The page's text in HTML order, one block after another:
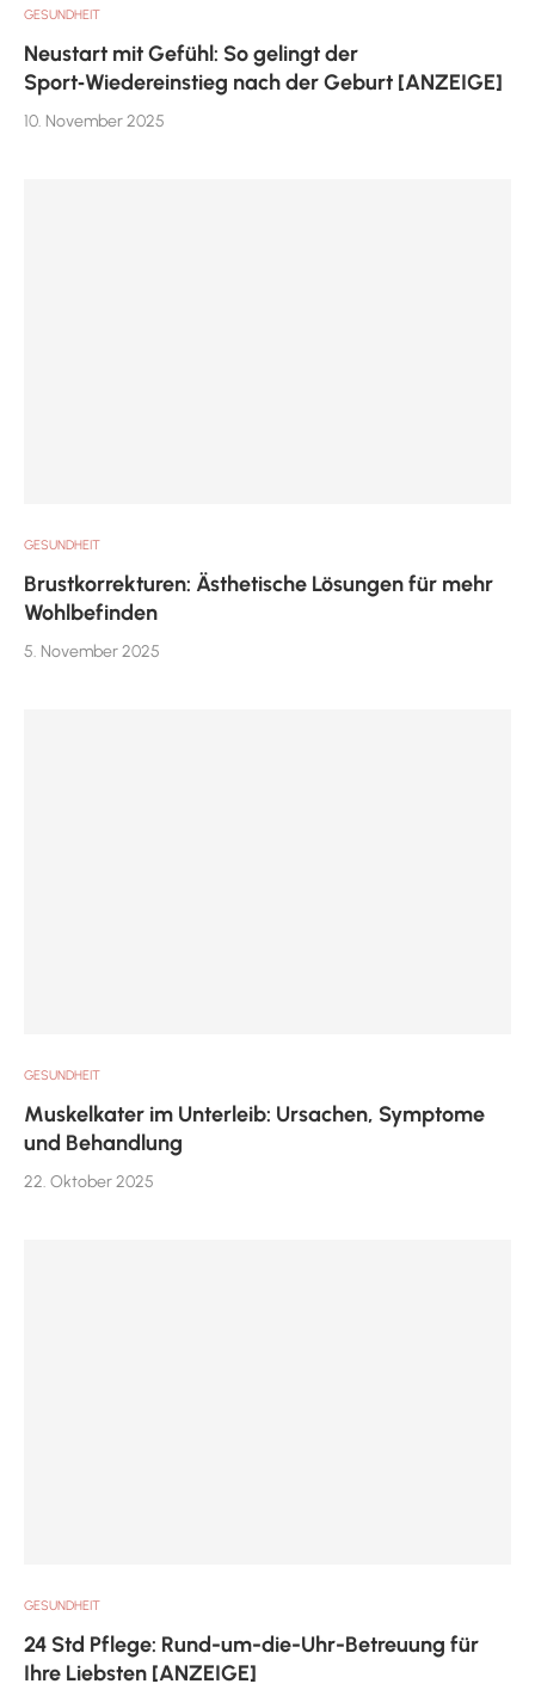
GESUNDHEIT
Neustart mit Gefühl: So gelingt der
Sport‑Wiedereinstieg nach der Geburt [ANZEIGE]
10. November 2025
GESUNDHEIT
Brustkorrekturen: Ästhetische Lösungen für mehr
Wohlbefinden
5. November 2025
GESUNDHEIT
Muskelkater im Unterleib: Ursachen, Symptome
und Behandlung
22. Oktober 2025
GESUNDHEIT
24 Std Pflege: Rund-um-die-Uhr-Betreuung für
Ihre Liebsten [ANZEIGE]